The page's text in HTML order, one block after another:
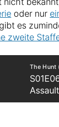
oder nur
es
zweite
The Hunt